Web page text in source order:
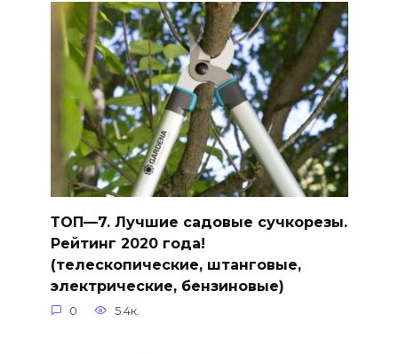
ТОП—7. Лучшие садовые сучкорезы.
Рейтинг 2020 года!
(телескопические, штанговые,
электрические, бензиновые)
0 5.4к.